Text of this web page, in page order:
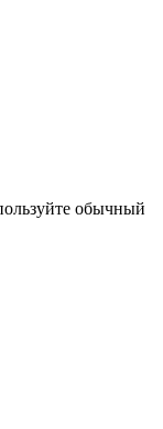
обычный